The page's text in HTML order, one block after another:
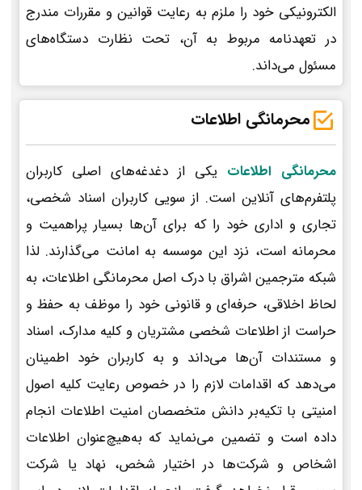
الکترونیکی خود را ملزم به رعایت قوانین و مقررات مندرج
در تعهدنامه مربوط به آن، تحت نظارت دستگاه‌های
مسئول می‌داند.
محرمانگی اطلاعات
محرمانگی اطلاعات یکی از دغدغه‌های اصلی کاربران
پلتفرم‌های آنلاین است. از سویی کاربران اسناد شخصی،
تجاری و اداری خود را که برای آن‌ها بسیار پراهمیت و
محرمانه است، نزد این موسسه به امانت می‌گذارند. لذا
شبکه مترجمین اشراق با درک اصل محرمانگی اطلاعات، به
لحاظ اخلاقی، حرفه‌ای و قانونی خود را موظف به حفظ و
حراست از اطلاعات شخصی مشتریان و کلیه مدارک، اسناد
و مستندات آن‌ها می‌داند و به کاربران خود اطمینان
می‌دهد که اقدامات لازم را در خصوص رعایت کلیه اصول
امنیتی با تکیه‌بر دانش متخصصان امنیت اطلاعات انجام
داده است و تضمین می‌نماید که به‌هیچ‌عنوان اطلاعات
اشخاص و شرکت‌ها در اختیار شخص، نهاد یا شرکت